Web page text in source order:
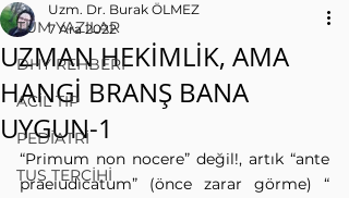
TÜM YAZILAR
DHY REHBERİ
ACİL TIP
PEDİATRİ
TUS TERCİHİ
UZMAN HEKİMLİK, AMA
HANGİ BRANŞ BANA
UYGUN-1
Uzm. Dr. Burak ÖLMEZ
7 Ara 2022
“Primum non nocere” değil!, artık “ante
praeıudıcatum” (önce zarar görme) “